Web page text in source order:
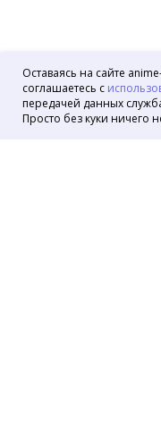
Оставаясь на сайте
соглашаетесь с
передачей данных
Просто без куки ничего